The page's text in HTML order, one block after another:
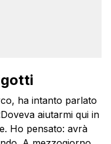
ha intanto parlato
aiutarmi qui in
Ho pensato: avrà